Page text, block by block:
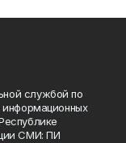
службой по
информационных
СМИ: ПИ